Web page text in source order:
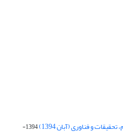
و فناوری (آبان 1394)
1394-